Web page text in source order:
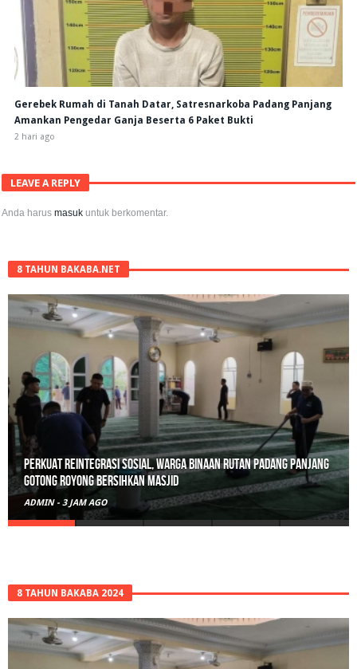
Gerebek Rumah di Tanah Datar, Satresnarkoba Padang Panjang
Amankan Pengedar Ganja Beserta 6 Paket Bukti
2 hari ago
LEAVE A REPLY
Anda harusmasuk untuk berkomentar.
8 TAHUN BAKABA.NET
Polisi Sita 82 Paket Ganja Siap Edar di Tanah Datar
ADMIN - 1 HARI AGO
8 TAHUN BAKABA 2024